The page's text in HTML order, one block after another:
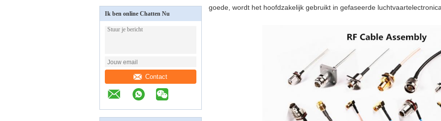
Ik ben online Chatten Nu
Contact
goede, wordt het hoofdzakelijk gebruikt in gefaseerde